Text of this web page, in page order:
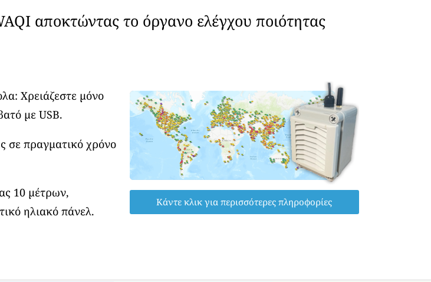
αποκτώντας το όργανο ελέγχου ποιότητας
Χρειάζεστε μόνο
με USB.
σε πραγματικό χρόνο
10 μέτρων,
ηλιακό πάνελ.
Κάντε κλικ για περισσότερες πληροφορίες